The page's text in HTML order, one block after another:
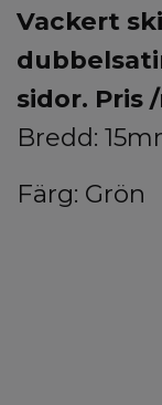
Vackert
sidor. Pris
Bredd:
Färg: Grön